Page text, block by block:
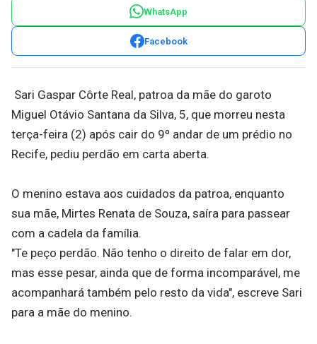
WhatsApp
Facebook
Sari Gaspar Côrte Real, patroa da mãe do garoto
Miguel Otávio Santana da Silva, 5, que morreu nesta
terça-feira (2) após cair do 9º andar de um prédio no
Recife, pediu perdão em carta aberta.
O menino estava aos cuidados da patroa, enquanto
sua mãe, Mirtes Renata de Souza, saíra para passear
com a cadela da família.
"Te peço perdão. Não tenho o direito de falar em dor,
mas esse pesar, ainda que de forma incomparável, me
acompanhará também pelo resto da vida", escreve Sari
para a mãe do menino.